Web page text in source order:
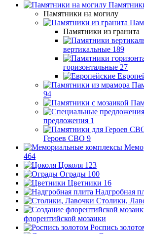
Памятники на могилу
Памятники из гранита
вертикальные 189
горизонтальные 27
94
предложения 1
Героев СВО 9
464
Цоколя 123
Ограды 100
Цветники 16
Надгробная
Столики,
флорентийской мозаики
Роспись